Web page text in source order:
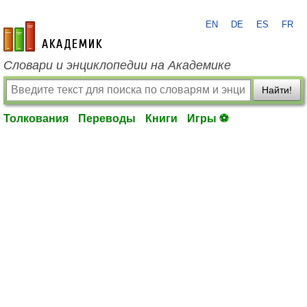
academic.ru
EN DE ES FR
Словари и энциклопедии на Академике
Найти!
Толкования Переводы Книги Игры ⚽